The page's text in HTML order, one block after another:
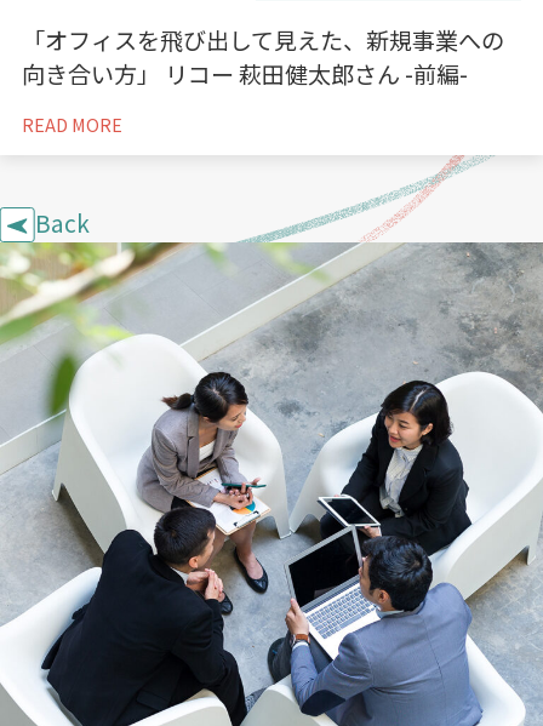
「オフィスを飛び出して見えた、新規事業への
向き合い方」 リコー 萩田健太郎さん -前編-
READ MORE
Back